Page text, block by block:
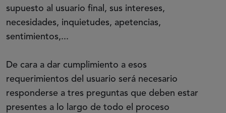
supuesto al usuario final, sus intereses,
necesidades, inquietudes, apetencias,
sentimientos,...
De cara a dar cumplimiento a esos
requerimientos del usuario será necesario
responderse a tres preguntas que deben estar
presentes a lo largo de todo el proceso